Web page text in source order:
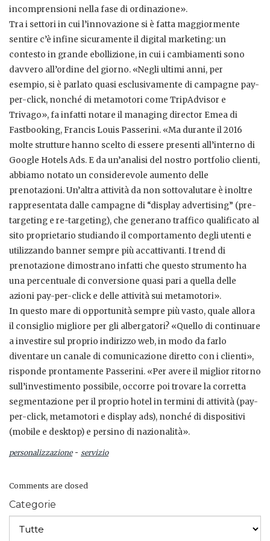
incomprensioni nella fase di ordinazione».
Tra i settori in cui l’innovazione si è fatta maggiormente
sentire c’è infine sicuramente il digital marketing: un
contesto in grande ebollizione, in cui i cambiamenti sono
davvero all’ordine del giorno. «Negli ultimi anni, per
esempio, si è parlato quasi esclusivamente di campagne pay-
per-click, nonché di metamotori come TripAdvisor e
Trivago», fa infatti notare il managing director Emea di
Fastbooking, Francis Louis Passerini. «Ma durante il 2016
molte strutture hanno scelto di essere presenti all’interno di
Google Hotels Ads. E da un’analisi del nostro portfolio clienti,
abbiamo notato un considerevole aumento delle
prenotazioni. Un’altra attività da non sottovalutare è inoltre
rappresentata dalle campagne di “display advertising” (pre-
targeting e re-targeting), che generano traffico qualificato al
sito proprietario studiando il comportamento degli utenti e
utilizzando banner sempre più accattivanti. I trend di
prenotazione dimostrano infatti che questo strumento ha
una percentuale di conversione quasi pari a quella delle
azioni pay-per-click e delle attività sui metamotori».
In questo mare di opportunità sempre più vasto, quale allora
il consiglio migliore per gli albergatori? «Quello di continuare
a investire sul proprio indirizzo web, in modo da farlo
diventare un canale di comunicazione diretto con i clienti»,
risponde prontamente Passerini. «Per avere il miglior ritorno
sull’investimento possibile, occorre poi trovare la corretta
segmentazione per il proprio hotel in termini di attività (pay-
per-click, metamotori e display ads), nonché di dispositivi
(mobile e desktop) e persino di nazionalità».
personalizzazione- servizio
Comments are closed
Categorie